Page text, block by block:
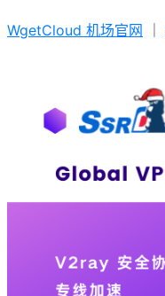
WgetCloud 机场官网